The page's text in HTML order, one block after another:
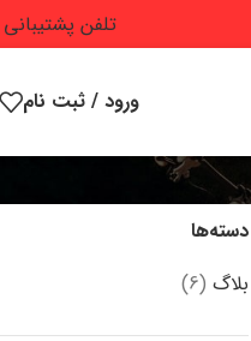
تلفن پشتیبانی 09122951657
ورود / ثبت نام
دسته‌ها
بلاگ(6)